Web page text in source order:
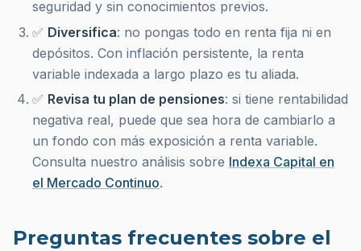
seguridad y sin conocimientos previos.
✅ Diversifica: no pongas todo en renta fija ni en
depósitos. Con inflación persistente, la renta
variable indexada a largo plazo es tu aliada.
✅ Revisa tu plan de pensiones: si tiene rentabilidad
negativa real, puede que sea hora de cambiarlo a
un fondo con más exposición a renta variable.
Consulta nuestro análisis sobre Indexa Capital en
el Mercado Continuo.
Preguntas frecuentes sobre el